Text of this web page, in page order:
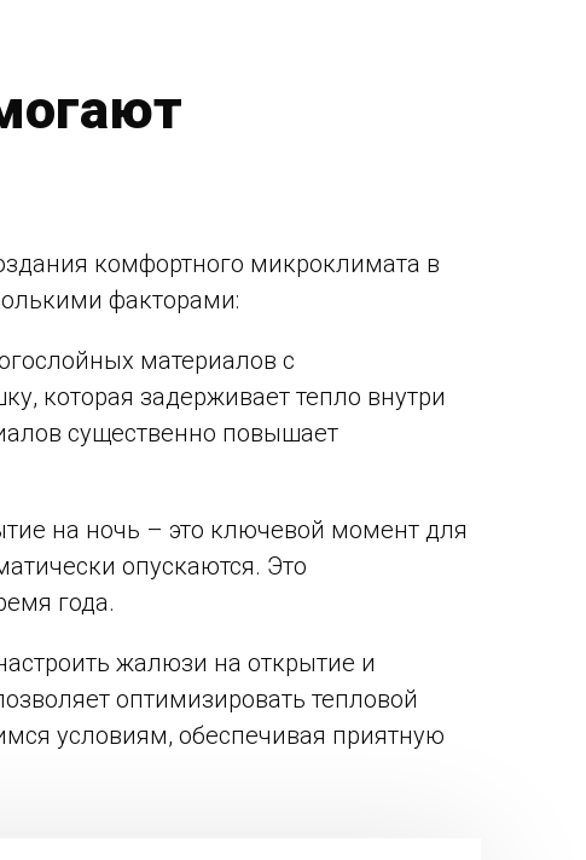
комфортного микроклимата в
факторами:
материалов с
которая задерживает тепло внутри
существенно повышает
на ночь – это ключевой момент для
опускаются. Это
года.
жалюзи на открытие и
оптимизировать тепловой
условиям, обеспечивая приятную